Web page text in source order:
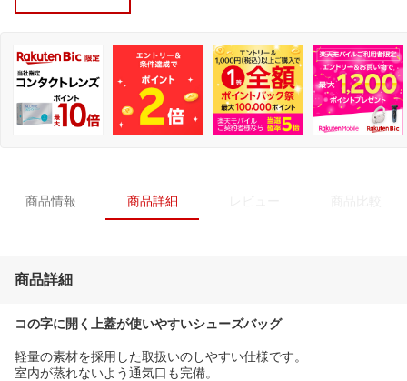
商品情報 商品詳細
商品詳細
コの字に開く上蓋が使いやすいシューズバッグ
軽量の素材を採用した取扱いのしやすい仕様です。
室内が蒸れないよう通気口も完備。